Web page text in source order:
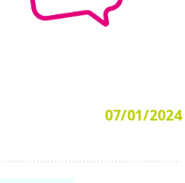
07/01/2024